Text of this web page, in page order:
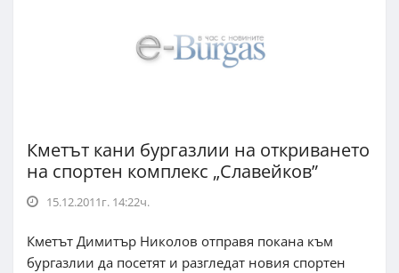
Кметът кани бургазлии на откриването
на спортен комплекс „Славейков”
15.12.2011г. 14:22ч.
Кметът Димитър Николов отправя покана към
бургазлии да посетят и разгледат новия спортен